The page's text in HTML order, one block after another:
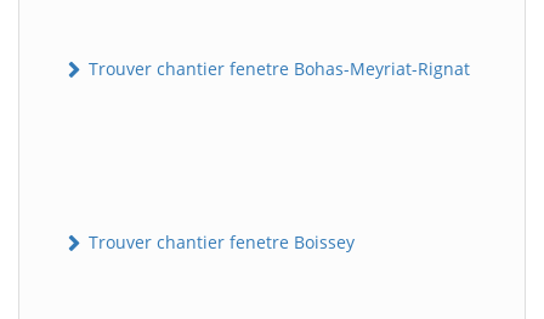
Trouver chantier fenetre Bohas-Meyriat-Rignat
Trouver chantier fenetre Boissey